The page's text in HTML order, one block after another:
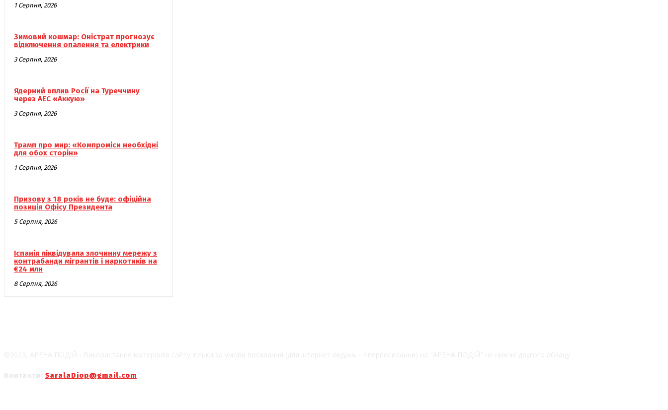
1 Серпня, 2026
Зимовий кошмар: Оністрат прогнозує
відключення опалення та електрики
3 Серпня, 2026
Ядерний вплив Росії на Туреччину
через АЕС «Аккую»
3 Серпня, 2026
Трамп про мир: «Компроміси необхідні
для обох сторін»
1 Серпня, 2026
Призову з 18 років не буде: офіційна
позиція Офісу Президента
5 Серпня, 2026
Іспанія ліквідувала злочинну мережу з
контрабанди мігрантів і наркотиків на
€24 млн
8 Серпня, 2026
SaralaDiop@gmail.com